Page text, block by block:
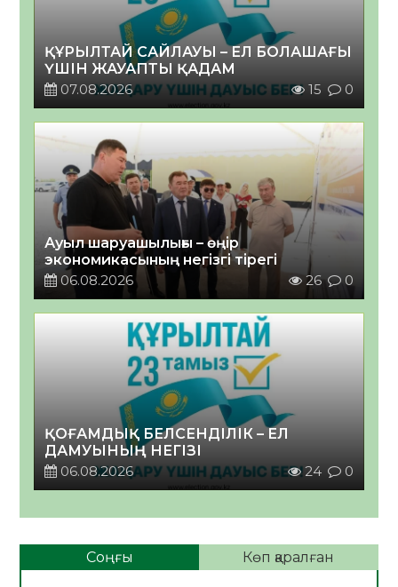
ҚҰРЫЛТАЙ САЙЛАУЫ – ЕЛ БОЛАШАҒЫ
ҮШІН ЖАУАПТЫ ҚАДАМ
07.08.2026
15 0
Ауыл шаруашылығы – өңір
экономикасының негізгі тірегі
06.08.2026
26 0
ҚОҒАМДЫҚ БЕЛСЕНДІЛІК – ЕЛ
ДАМУЫНЫҢ НЕГІЗІ
06.08.2026
24 0
Соңғы Көп қаралған